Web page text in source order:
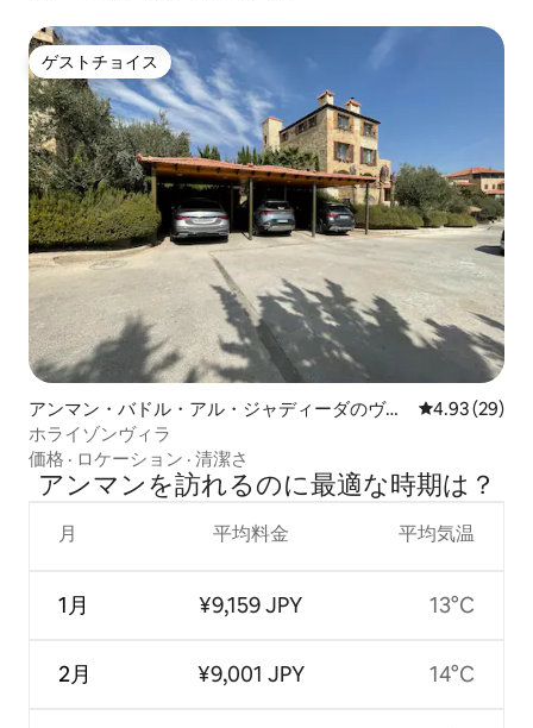
ゲストチョイス
ゲストチョイス
アンマン・バドル・アル・ジャディーダのヴィ
ラ
レビュー29
4.93 (29)
ホライゾンヴィラ
価格 · ロケーション · 清潔さ
アンマンを訪⁠れ⁠るの⁠に最⁠適⁠な時⁠期⁠は⁠？
月
1月
2月
平均料金
¥9,159 JPY
¥9,001 JPY
平均気温
13°C
14°C